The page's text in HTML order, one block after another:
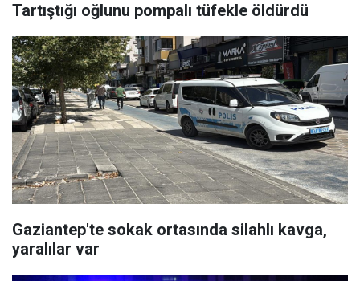
Tartıştığı oğlunu pompalı tüfekle öldürdü
Gaziantep'te sokak ortasında silahlı kavga,
yaralılar var